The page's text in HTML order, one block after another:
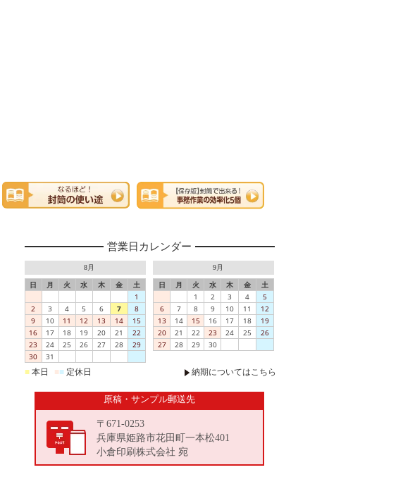
営業日カレンダー
8月
日 月 火 水 木 金
土
1
2
3 4 5 6 7
8
9
10 11 12 13 14
15
16
17 18 19 20 21
22
23
24 25 26 27 28
29
30
31
9月
日 月 火 水 木 金
土
1
2 3 4
5
6
7 8 9 10 11
12
13
14 15 16 17 18
19
20
21 22 23 24 25
26
27
28 29 30
■ 本日 ■■ 定休日 納期についてはこちら
原稿・サンプル郵送先
〒671-0253
兵庫県姫路市花田町一本松401
小倉印刷株式会社 宛